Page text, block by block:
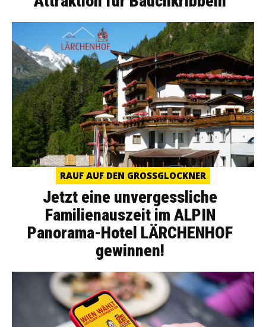
RAUF AUF DEN GROSSGLOCKNER
Jetzt eine unvergessliche
Familienauszeit im ALPIN
Panorama-Hotel LÄRCHENHOF
gewinnen!